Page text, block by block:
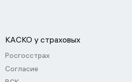
КАСКО у страховых
Росгосстрах
Согласие